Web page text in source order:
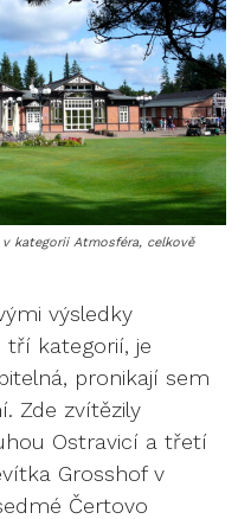
kategorii Atmosféra, celkově
výsledky
kategorií, je
pronikají sem
Zde zvítězily
Ostravicí a třetí
Grosshof v
Čertovo